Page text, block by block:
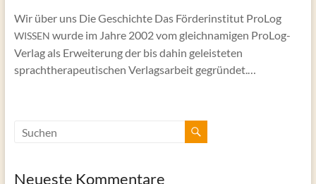
Wir über uns Die Geschichte Das Förderinstitut ProLog
WISSEN wurde im Jahre 2002 vom gleichnamigen ProLog-
Verlag als Erweiterung der bis dahin geleisteten
sprachtherapeutischen Verlagsarbeit gegründet.…
Neueste Kommentare